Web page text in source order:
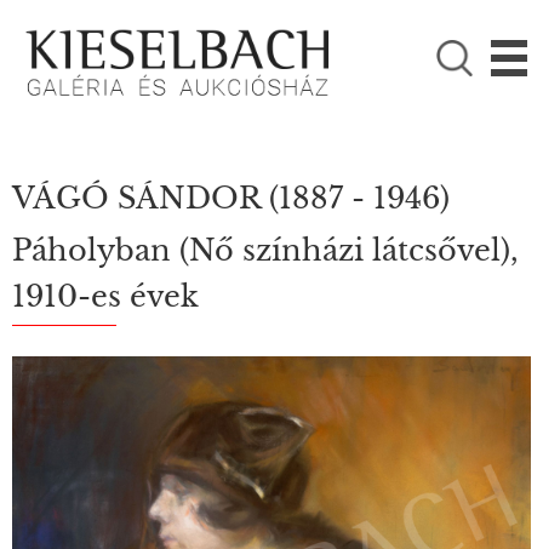

KÉRJÜK VÁLASSZON!
Festmények
VÁGÓ SÁNDOR (1887 - 1946)
Páholyban (Nő színházi látcsővel),
1910-es évek